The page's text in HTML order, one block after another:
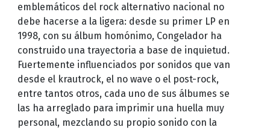
emblemáticos del rock alternativo nacional no
debe hacerse a la ligera: desde su primer LP en
1998, con su álbum homónimo, Congelador ha
construido una trayectoria a base de inquietud.
Fuertemente influenciados por sonidos que van
desde el krautrock, el no wave o el post-rock,
entre tantos otros, cada uno de sus álbumes se
las ha arreglado para imprimir una huella muy
personal, mezclando su propio sonido con la